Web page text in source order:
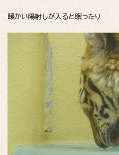
暖かい陽射しが入ると眠ったり